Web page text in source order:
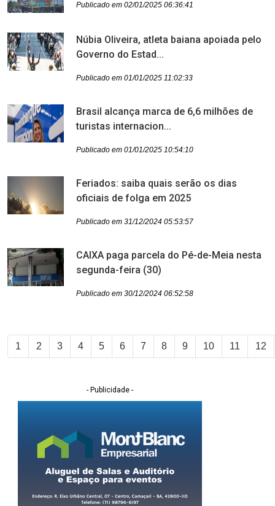
Publicado em 02/01/2025 06:36:41
Núbia Oliveira, atleta baiana apoiada pelo
Governo do Estad...
Publicado em 01/01/2025 11:02:33
Brasil alcança marca de 6,6 milhões de
turistas internacion...
Publicado em 01/01/2025 10:54:10
Feriados: saiba quais serão os dias
oficiais de folga em 2025
Publicado em 31/12/2024 05:53:57
CAIXA paga parcela do Pé-de-Meia nesta
segunda-feira (30)
Publicado em 30/12/2024 06:52:58
1 2 3 4 5 6 7 8 9 10 11 12
- Publicidade -